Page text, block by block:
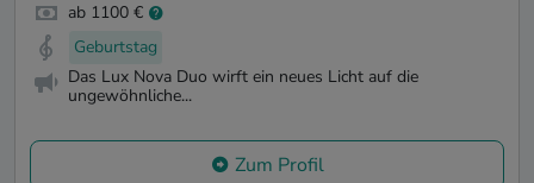
ab 1100 €
Geburtstag
Das Lux Nova Duo wirft ein neues Licht auf die
ungewöhnliche...
Zum Profil